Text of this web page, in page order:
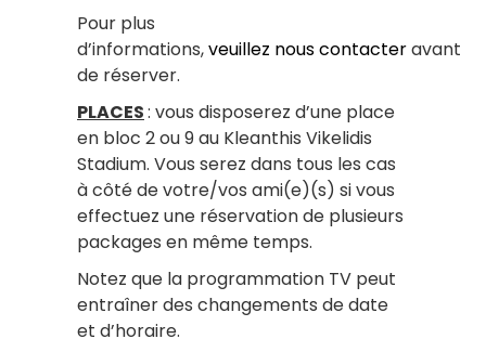
Pour plus
d’informations,veuillez nous contacteravant
de réserver.
PLACES: vous disposerez d’une place
en bloc 2 ou 9 au Kleanthis Vikelidis
Stadium. Vous serez dans tous les cas
à côté de votre/vos ami(e)(s) si vous
effectuez une réservation de plusieurs
packages en même temps.
Notez que la programmation TV peut
entraîner des changements de date
et d’horaire.